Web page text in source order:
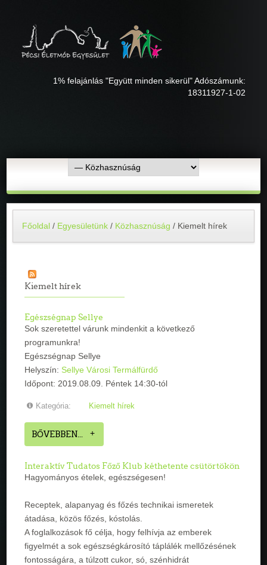
1% felajánlás "Együtt minden sikerül" Adószámunk:
18311927-1-02
Főoldal / Egyesületünk / Közhasznúság / Kiemelt hírek
Kiemelt hírek
Egészségnap Sellye
Sok szeretettel várunk mindenkit a következő
programunkra!
Egészségnap Sellye
Helyszín: Sellye Városi Termálfürdő
Időpont: 2019.08.09. Péntek 14:30-tól
Kategória: Kiemelt hírek
BŐVEBBEN...
Interaktív Tudatos Főző Klub kéthetente csütörtökön
Hagyományos ételek, egészségesen!
Receptek, alapanyag és főzés technikai ismeretek
átadása, közös főzés, kóstolás.
A foglalkozások fő célja, hogy felhívja az emberek
figyelmét a sok egészségkárosító táplálék mellőzésének
fontosságára, a túlzott cukor, só, szénhidrát